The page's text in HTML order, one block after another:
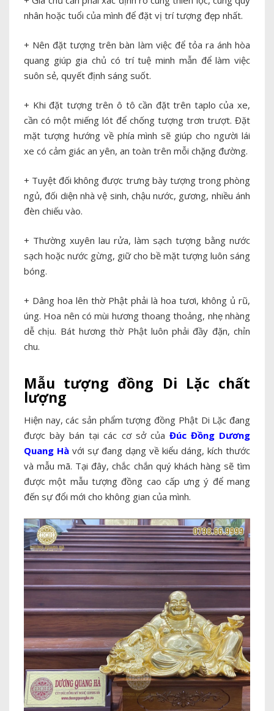
nhân hoặc tuổi của mình để đặt vị trí tượng đẹp nhất.
+ Nên đặt tượng trên bàn làm việc để tỏa ra ánh hòa
quang giúp gia chủ có trí tuệ minh mẫn để làm việc
suôn sẻ, quyết định sáng suốt.
+ Khi đặt tượng trên ô tô cần đặt trên taplo của xe,
cần có một miếng lót để chống tượng trơn trượt. Đặt
mặt tượng hướng về phía mình sẽ giúp cho người lái
xe có cảm giác an yên, an toàn trên mỗi chặng đường.
+ Tuyệt đối không được trưng bày tượng trong phòng
ngủ, đối diện nhà vệ sinh, chậu nước, gương, nhiều ánh
đèn chiếu vào.
+ Thường xuyên lau rửa, làm sạch tượng bằng nước
sạch hoặc nước gừng, giữ cho bề mặt tượng luôn sáng
bóng.
+ Dâng hoa lên thờ Phật phải là hoa tươi, không ủ rũ,
úng. Hoa nên có mùi hương thoang thoảng, nhẹ nhàng
dễ chịu. Bát hương thờ Phật luôn phải đầy đặn, chỉn
chu.
Mẫu tượng đồng Di Lặc chất
lượng
Hiện nay, các sản phẩm tượng đồng Phật Di Lặc đang
được bày bán tại các cơ sở của Đúc Đồng Dương
Quang Hà với sự đang dạng về kiểu dáng, kích thước
và mẫu mã. Tại đây, chắc chắn quý khách hàng sẽ tìm
được một mẫu tượng đồng cao cấp ưng ý để mang
đến sự đổi mới cho không gian của mình.